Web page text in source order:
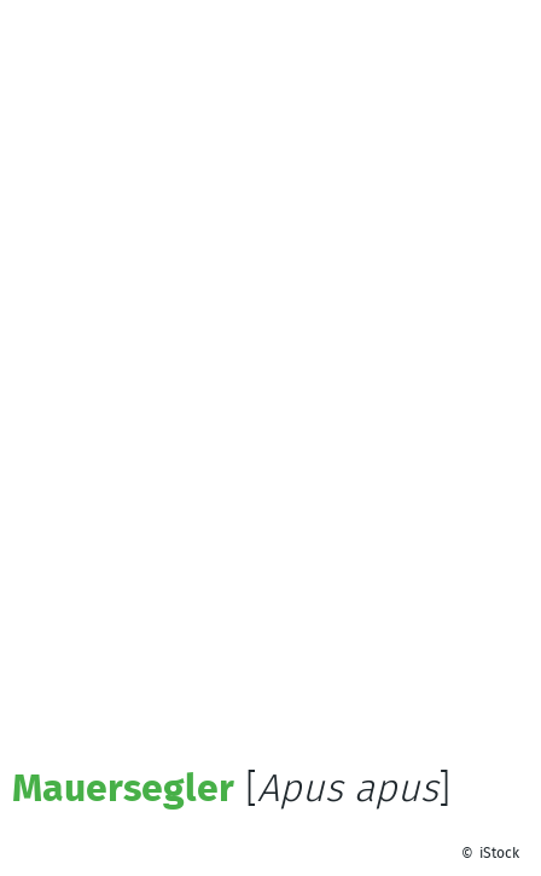
Mauersegler Apus apus]
© iStock